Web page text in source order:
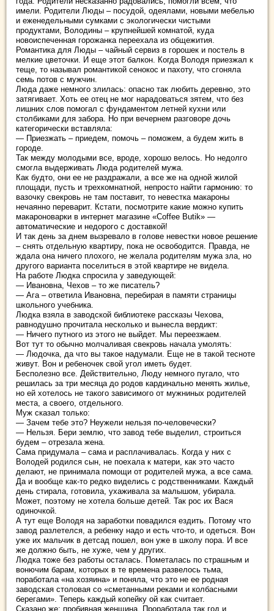
имели. Родители Люды – посудой, одеялами, новыми мебелью
и еженедельными сумками с экологически чистыми
продуктами, Володины – крупнейшей комнатой, куда
новоиспеченная горожанка переехала из общежития.
Романтика для Люды – чайный сервиз в горошек и постель в
мелкие цветочки. И еще этот балкон. Когда Володя приезжал к
теще, то называл романтикой сенокос и пахоту, что сгоняла
семь потов с мужчин.
Люда даже немного злилась: опасно так любить деревню, это
затягивает. Хоть ее отец не мог нарадоваться зятем, что без
лишних слов помогал с фундаментом летней кухни или
столбиками для забора. Но при вечернем разговоре дочь
категорически вставляла:
— Приезжать – приедем, помочь – поможем, а будем жить в
городе.
Так между молодыми все, вроде, хорошо велось. Но недолго
смогла выдерживать Люда родителей мужа.
Как будто, они ее не раздражали, а все же на одной жилой
площади, пусть и трехкомнатной, непросто найти гармонию: то
вазочку свекровь не там поставит, то невестка макароны
нечаянно переварит. Кстати, посмотрите какие можно купить
макароноварки в интернет магазине «Coffee Butik» —
автоматические и недорого с доставкой!
И так день за днем вызревало в голове невестки новое решение
– снять отдельную квартиру, пока не освободится. Правда, не
ждала она ничего плохого, не желала родителям мужа зла, но
другого варианта поселиться в этой квартире не видела.
На работе Людка спросила у заведующей:
— Ивановна, Чехов – то же писатель?
— Ага – ответила Ивановна, перебирая в памяти страницы
школьного учебника.
Людка взяла в заводской библиотеке рассказы Чехова,
равнодушно прочитала несколько и вынесла вердикт:
— Ничего путного из этого не выйдет. Мы переезжаем.
Вот тут то обычно молчаливая свекровь начала умолять:
— Людочка, да что вы такое надумали. Еще не в такой тесноте
живут. Вон и ребеночек свой угол иметь будет.
Бесполезно все. Действительно, Люду немного пугало, что
решилась за три месяца до родов кардинально менять жилье,
но ей хотелось не такого зависимого от мужниных родителей
места, а своего, отдельного.
Муж сказал только:
— Зачем тебе это? Неужели нельзя по-человечески?
— Нельзя. Бери землю, что завод тебе выделил, строиться
будем – отрезала жена.
Сама придумала – сама и расплачивалась. Когда у них с
Володей родился сын, не поехала к матери, как это часто
делают, не принимала помощи от родителей мужа, а все сама.
Да и вообще как-то редко виделись с родственниками. Каждый
день стирала, готовила, ухаживала за малышом, убирала.
Может, поэтому не хотела больше детей. Так рос их Вася
одиночкой.
А тут еще Володя на заработки повадился ездить. Потому что
завод разлетелся, а ребенку надо и есть что-то, и одеться. Вон
уже их мальчик в детсад пошел, вон уже в школу пора. И все
же должно быть, не хуже, чем у других.
Людка тоже без работы осталась. Пометалась по страшным и
вонючим барам, которых в те времена развелось тьма,
поработала «на хозяина» и поняла, что это не ее родная
заводская столовая со «сметанными реками и колбасными
берегами». Теперь каждый копейку ой как считает.
Сказано же: пробивная женщина. Проработала так год и